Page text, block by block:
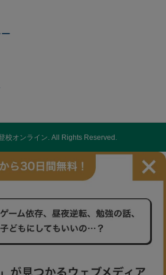
校オンライン. All Rights Reserved.